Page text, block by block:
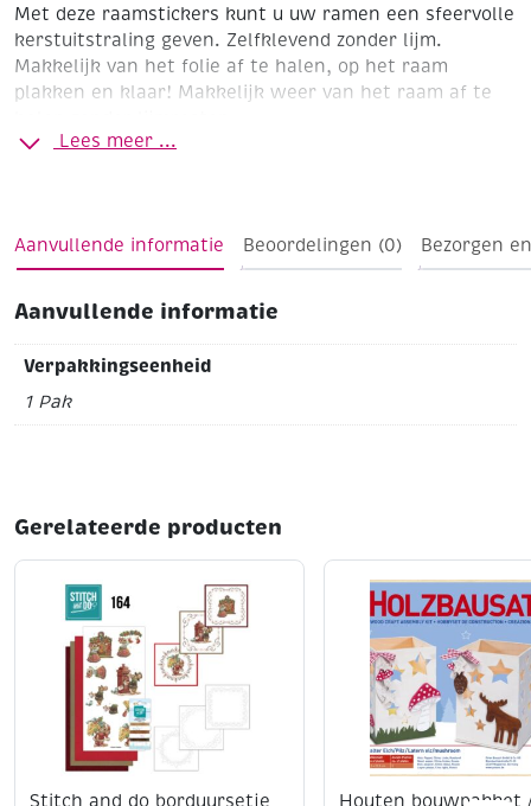
Met deze raamstickers kunt u uw ramen een sfeervolle
kerstuitstraling geven. Zelfklevend zonder lijm.
Makkelijk van het folie af te halen, op het raam
plakken en klaar! Makkelijk weer van het raam af te
Lees meer ...
Aanvullende informatie Beoordelingen (0) Bezorgen
Aanvullende informatie
Verpakkingseenheid
1 Pak
Gerelateerde producten